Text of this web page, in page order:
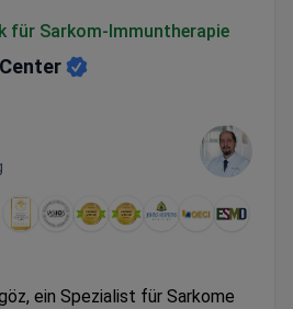
für Sarkom-Immuntherapie
ein Spezialist für Sarkome